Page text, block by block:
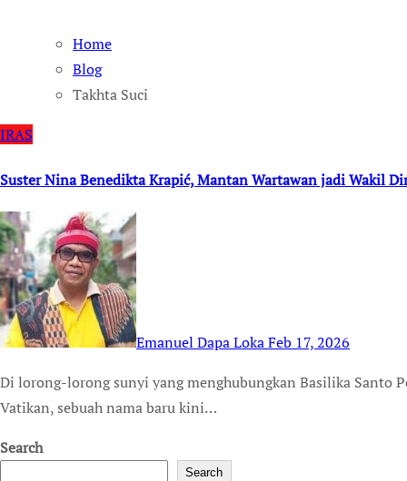
Home
Blog
Takhta Suci
IRAS
Suster Nina Benedikta Krapić, Mantan Wartawan jadi Wakil
Emanuel Dapa LokaFeb 17, 2026
Di lorong-lorong sunyi yang menghubungkan Basilika Santo Petrus dengan ruang-ruang kerja para komunikator
Vatikan, sebuah nama baru kini…
Search
Search